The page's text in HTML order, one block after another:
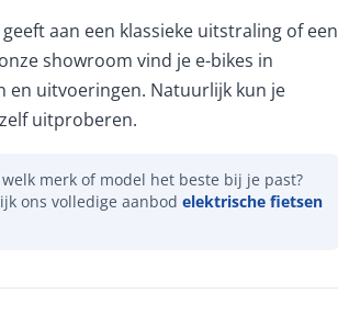
aan een klassieke uitstraling of een
showroom vind je e-bikes in
en uitvoeringen. Natuurlijk kun je
uitproberen.
merk of model het beste bij je past?
ons volledige aanbod elektrische fietsen